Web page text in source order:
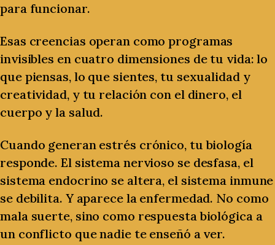
para funcionar.
Esas creencias operan como programas
invisibles en cuatro dimensiones de tu vida: lo
que piensas, lo que sientes, tu sexualidad y
creatividad, y tu relación con el dinero, el
cuerpo y la salud.
Cuando generan estrés crónico, tu biología
responde. El sistema nervioso se desfasa, el
sistema endocrino se altera, el sistema inmune
se debilita. Y aparece la enfermedad. No como
mala suerte, sino como respuesta biológica a
un conflicto que nadie te enseñó a ver.